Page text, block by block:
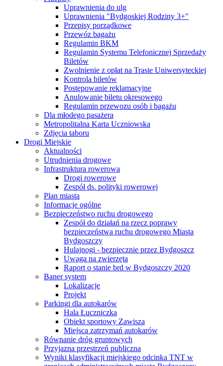
Uprawnienia do ulg
Uprawnienia "Bydgoskiej Rodziny 3+"
Przepisy porządkowe
Przewóz bagażu
Regulamin BKM
Regulamin Systemu Telefonicznej Sprzedaży
Biletów
Zwolnienie z opłat na Trasie Uniwersyteckiej
Kontrola biletów
Postępowanie reklamacyjne
Anulowanie biletu okresowego
Regulamin przewozu osób i bagażu
Dla młodego pasażera
Metropolitalna Karta Uczniowska
Zdjęcia taboru
Drogi Miejskie
Aktualności
Utrudnienia drogowe
Infrastruktura rowerowa
Drogi rowerowe
Zespół ds. polityki rowerowej
Plan miasta
Informacje ogólne
Bezpieczeństwo ruchu drogowego
Zespół do działań na rzecz poprawy
bezpieczeństwa ruchu drogowego Miasta
Bydgoszczy
Hulajnogi - bezpiecznie przez Bydgoszcz
Uwaga na zwierzęta
Raport o stanie brd w Bydgoszczy 2020
Baner system
Lokalizacje
Projekt
Parkingi dla autokarów
Hala Łuczniczka
Obiekt sportowy Zawisza
Miejsca zatrzymań autokarów
Równanie dróg gruntowych
Przyjazna przestrzeń publiczna
Wyniki klasyfikacji miejskiego odcinka TNT w